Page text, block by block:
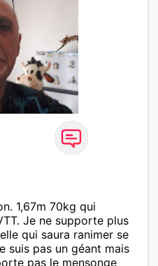
1,67m 70kg qui
Je ne supporte plus
qui saura ranimer se
suis pas un géant mais
pas le mensonge